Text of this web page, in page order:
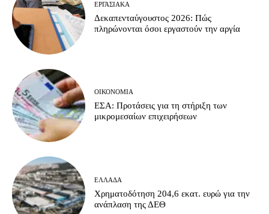
ΕΡΓΑΣΙΑΚΆ
Δεκαπενταύγουστος 2026: Πώς
πληρώνονται όσοι εργαστούν την αργία
ΟΙΚΟΝΟΜΊΑ
ΕΣΑ: Προτάσεις για τη στήριξη των
μικρομεσαίων επιχειρήσεων
ΕΛΛΆΔΑ
Χρηματοδότηση 204,6 εκατ. ευρώ για την
ανάπλαση της ΔΕΘ